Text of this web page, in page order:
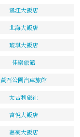
鷺江大飯店
北海大飯店
琥琪大飯店
佳樂旅館
黃石公園汽車旅館
太吉利旅社
富悅大飯店
嘉豪大飯店